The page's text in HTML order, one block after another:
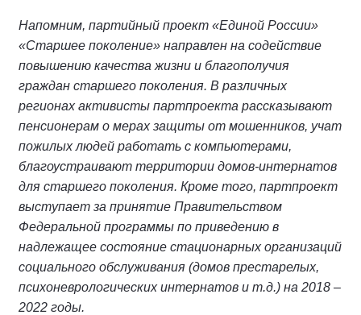
Напомним, партийный проект «Единой России»
«Старшее поколение» направлен на содействие
повышению качества жизни и благополучия
граждан старшего поколения. В различных
регионах активисты партпроекта рассказывают
пенсионерам о мерах защиты от мошенников, учат
пожилых людей работать с компьютерами,
благоустраивают территории домов-интернатов
для старшего поколения. Кроме того, партпроект
выступает за принятие Правительством
Федеральной программы по приведению в
надлежащее состояние стационарных организаций
социального обслуживания (домов престарелых,
психоневрологических интернатов и т.д.) на 2018 –
2022 годы.